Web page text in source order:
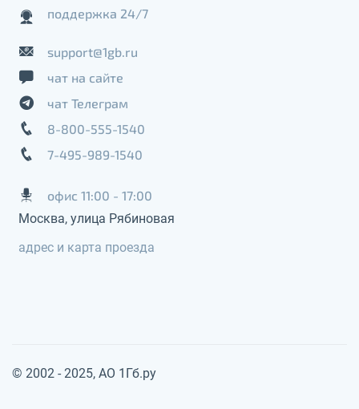
поддержка 24/7
support@1gb.ru
чат на сайте
чат Телеграм
8-800-555-1540
7-495-989-1540
офис 11:00 - 17:00
Москва, улица Рябиновая
адрес и карта проезда
© 2002 - 2025, АО 1Гб.ру